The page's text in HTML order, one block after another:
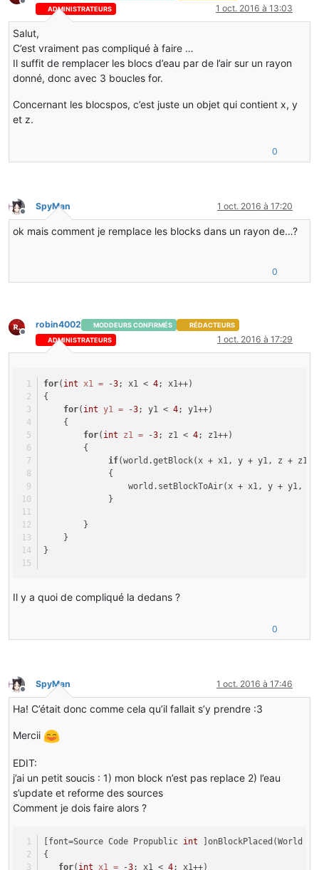
Hors-ligneADMINISTRATEURS
1 oct. 2016 à 13:03
Salut,
C’est vraiment pas compliqué à faire …
Il suffit de remplacer les blocs d’eau par de l’air sur un rayon
donné, donc avec 3 boucles for.
Concernant les blocspos, c’est juste un objet qui contient x, y
et z.
0
Hors-ligne
SpyMan 1 oct. 2016 à 17:20
ok mais comment je remplace les blocks dans un rayon de…?
0
Hors-ligne
robin4002 MODDEURS CONFIRMÉS
RÉDACTEURS
ADMINISTRATEURS
1 oct. 2016 à 17:29
for( int x1 = -3; x1 < 4; x1++)
{
for( int y1 = -3; y1 < 4; y1++)
{
for( int z1 = -3; z1 < 4; z1++)
{
if(world.getBlock(x + x1, y + y1, z +
{
world.setBlockToAir(x + x1, y + y1, z
}
}
}
}
Il y a quoi de compliqué la dedans ?
0
Hors-ligne
SpyMan 1 oct. 2016 à 17:46
Ha! C’était donc comme cela qu’il fallait s’y prendre :3
Mercii
EDIT:
j’ai un petit soucis : 1) mon block n’est pas replace 2) l’eau
s’update et reforme des sources
Comment je dois faire alors ?
[font=Source Code Propublic int ]onBlockPlaced(World
{
for( int x1 = -3; x1 < 4; x1++)